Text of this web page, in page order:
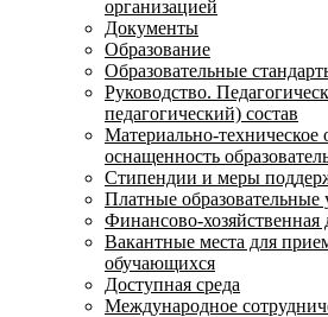
организацией
Документы
Образование
Образовательные
Руководство.
педагогический) состав
Материально-техническое
оснащенность
Стипендии и меры
Платные образовательные
Финансово-хозяйственная
Вакантные места для
обучающихся
Доступная среда
Международное